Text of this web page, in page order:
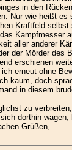
in den
Nur wie heißt
Kraftfeld
Kampfmesser
aller anderer
der Mörder des
erschienen
erneut ohne
kaum, doch
in diesem
zu
dorthin
Grüßen,